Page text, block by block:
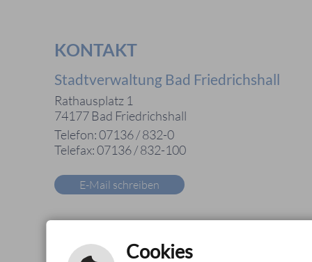
KONTAKT
Stadtverwaltung Bad Friedrichshall
Rathausplatz 1
74177 Bad Friedrichshall
Telefon: 07136 / 832-0
Telefax: 07136 / 832-100
E-Mail schreiben
Cookies